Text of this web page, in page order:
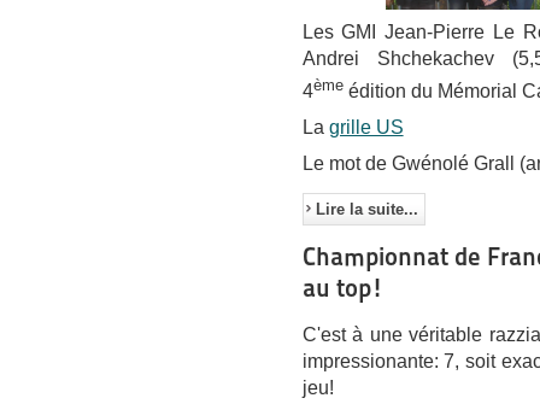
Les GMI Jean-Pierre Le
Andrei Shchekachev
4èmeédition du Mémorial
La grille US
Le mot de Gwénolé Grall
Lire la suite...
Championnat de
au top!
C'est à une véritable
impressionante: 7, soit
jeu!